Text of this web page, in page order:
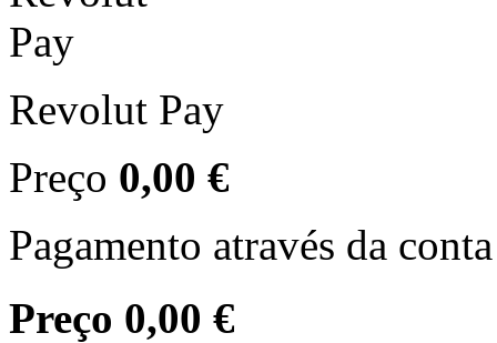
Revolut Pay
Preço 0,00 €
Pagamento através da
Preço 0,00 €